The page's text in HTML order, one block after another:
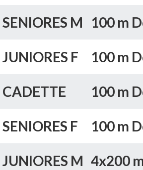
SENIORES M 100 m
JUNIORES F 100 m
CADETTE 100 m
SENIORES F 100 m
JUNIORES M 4x200